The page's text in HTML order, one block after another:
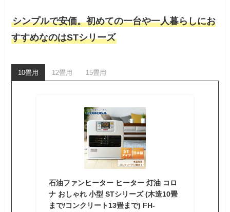
シンプルで安価。初めての一台や一人暮らしにお
すすめなのはSTシリーズ
10畳用 12畳用 15畳用
石油ファンヒーター ヒーター 灯油 コロ
ナ おしゃれ 小型 STシリーズ (木造10畳
まで/コンクリート13畳まで) FH-